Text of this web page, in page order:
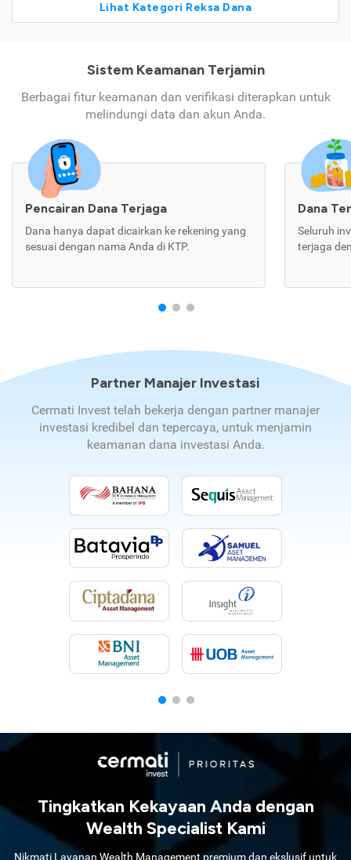
Lihat Kategori Reksa Dana
Sistem Keamanan Terjamin
Berbagai fitur keamanan dan verifikasi diterapkan untuk
melindungi data dan akun Anda.
Pencairan Dana Terjaga
Dana hanya dapat dicairkan ke rekening yang
sesuai dengan nama Anda di KTP.
Dana
Seluruh
terjaga
Partner Manajer Investasi
Cermati Invest telah bekerja dengan partner manajer
investasi kredibel dan tepercaya, untuk menjamin
keamanan dana investasi Anda.
Tingkatkan Kekayaan Anda dengan
Wealth Specialist Kami
Nikmati Layanan Wealth Management premium dan ekslusif untuk